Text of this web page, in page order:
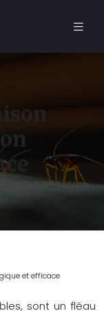
et efficace
sont un fléau